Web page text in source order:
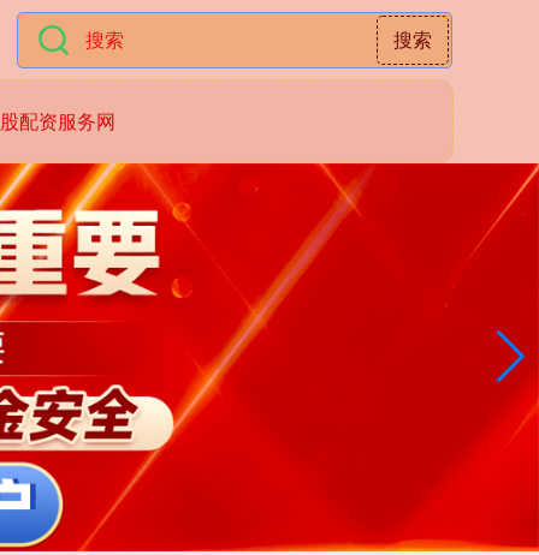
搜索
配资服务网